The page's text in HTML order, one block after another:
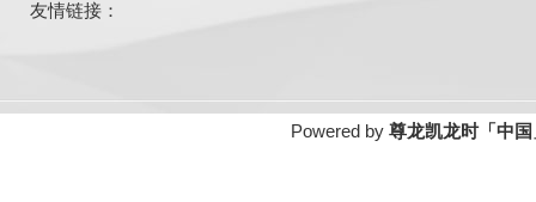
友情链接：
Powered by 尊龙凯龙时「中